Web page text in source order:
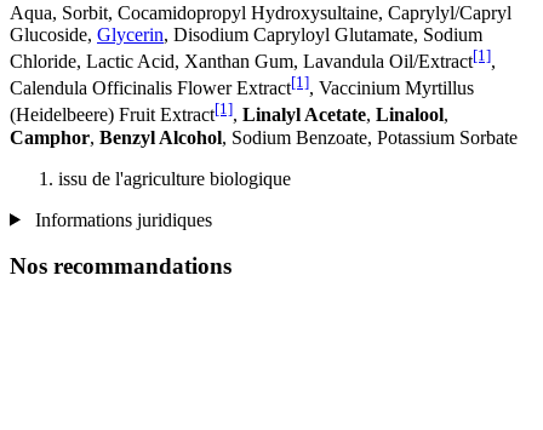
Aqua, Sorbit, Cocamidopropyl Hydroxysultaine, Caprylyl/Capryl
Glucoside, Glycerin, Disodium Capryloyl Glutamate, Sodium
Chloride, Lactic Acid, Xanthan Gum, Lavandula Oil/Extract[1],
Calendula Officinalis Flower Extract[1], Vaccinium Myrtillus
(Heidelbeere) Fruit Extract[1], Linalyl Acetate, Linalool,
Camphor, Benzyl Alcohol, Sodium Benzoate, Potassium Sorbate
issu de l'agriculture biologique
Informations juridiques
Nos recommandations